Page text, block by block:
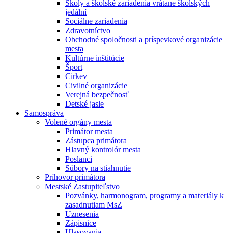
Školy a školské zariadenia vrátane školských
jedální
Sociálne zariadenia
Zdravotníctvo
Obchodné spoločnosti a príspevkové organizácie
mesta
Kultúrne inštitúcie
Šport
Cirkev
Civilné organizácie
Verejná bezpečnosť
Detské jasle
Samospráva
Volené orgány mesta
Primátor mesta
Zástupca primátora
Hlavný kontrolór mesta
Poslanci
Súbory na stiahnutie
Príhovor primátora
Mestské Zastupiteľstvo
Pozvánky, harmonogram, programy a materiály k
zasadnutiam MsZ
Uznesenia
Zápisnice